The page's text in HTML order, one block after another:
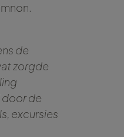
de
zorgde
door de
excursies